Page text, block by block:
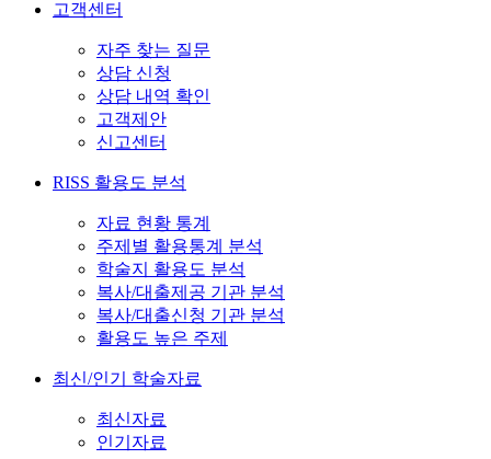
고객센터
자주 찾는 질문
상담 신청
상담 내역 확인
고객제안
신고센터
RISS 활용도 분석
자료 현황 통계
주제별 활용통계 분석
학술지 활용도 분석
복사/대출제공 기관 분석
복사/대출신청 기관 분석
활용도 높은 주제
최신/인기 학술자료
최신자료
인기자료